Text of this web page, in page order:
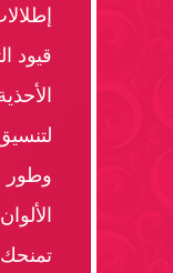
قيود
وطور
تمنحك